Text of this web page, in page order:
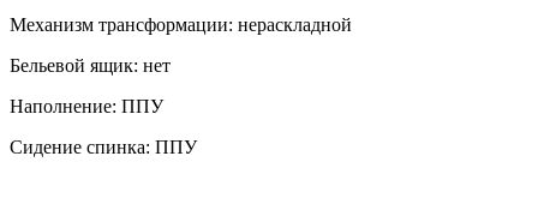
Механизм трансформации: нераскладной
Бельевой ящик: нет
Наполнение: ППУ
Сидение спинка: ППУ